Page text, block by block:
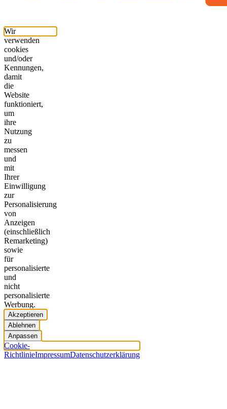
Wir
verwenden
cookies
und/oder
Kennungen,
damit
die
Website
funktioniert,
um
ihre
Nutzung
zu
messen
und
mit
Ihrer
Einwilligung
zur
Personalisierung
von
Anzeigen
(einschließlich
Remarketing)
sowie
für
personalisierte
und
nicht
personalisierte
Werbung.
Akzeptieren
Ablehnen
Anpassen
Cookie-
RichtlinieImpressumDatenschutzerklärung